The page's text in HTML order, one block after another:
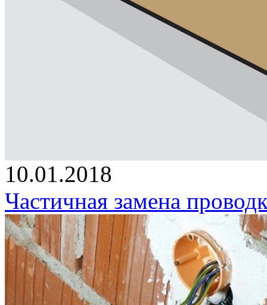
10.01.2018
Частичная замена